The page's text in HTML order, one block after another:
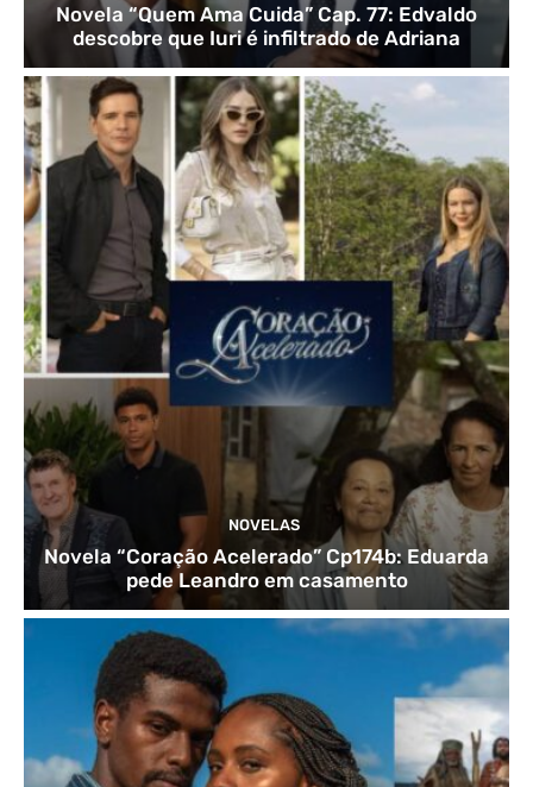
Novela “Quem Ama Cuida” Cap. 77: Edvaldo
descobre que Iuri é infiltrado de Adriana
NOVELAS
Novela “Coração Acelerado” Cp174b: Eduarda
pede Leandro em casamento